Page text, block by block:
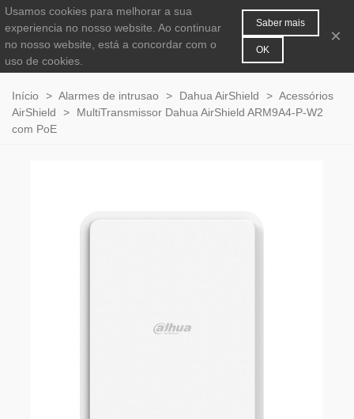
0
Início > Alarmes de intrusao > Dahua AirShield > Acessórios
AirShield
>
MultiTransmissor Dahua AirShield ARM9A4-P-W2
com PoE
Usamos cookies para melhorar a sua
experiencia no nosso website. Ao continuar
no nosso website, está a concordar com o
uso de cookies.
Saber mais
OK
×